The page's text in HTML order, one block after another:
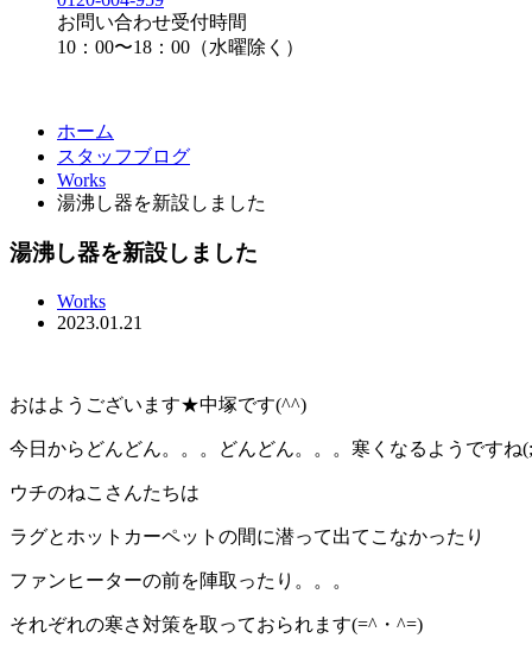
お問い合わせ受付時間
10：00〜18：00（水曜除く）
ホーム
スタッフブログ
Works
湯沸し器を新設しました
湯沸し器を新設しました
Works
2023.01.21
おはようございます★中塚です(^^)
今日からどんどん。。。どんどん。。。寒くなるようですね
ウチのねこさんたちは
ラグとホットカーペットの間に潜って出てこなかったり
ファンヒーターの前を陣取ったり。。。
それぞれの寒さ対策を取っておられます(=^・^=)